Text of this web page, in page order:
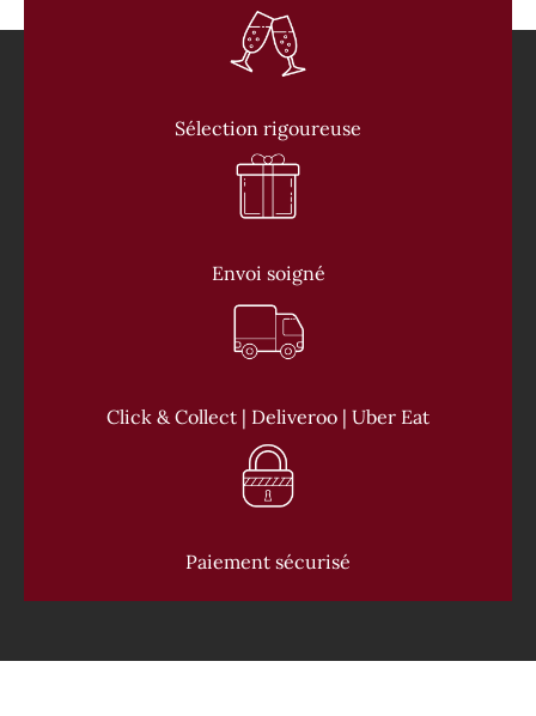
Sélection rigoureuse
Envoi soigné
Click & Collect | Deliveroo | Uber Eat
Paiement sécurisé